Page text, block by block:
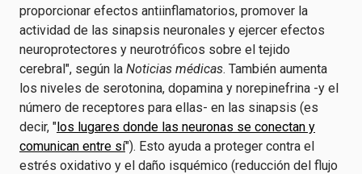
proporcionar efectos antiinflamatorios, promover la
actividad de las sinapsis neuronales y ejercer efectos
neuroprotectores y neurotróficos sobre el tejido
cerebral", según la Noticias médicas. También aumenta
los niveles de serotonina, dopamina y norepinefrina -y el
número de receptores para ellas- en las sinapsis (es
decir, "los lugares donde las neuronas se conectan y
comunican entre sí"). Esto ayuda a proteger contra el
estrés oxidativo y el daño isquémico (reducción del flujo